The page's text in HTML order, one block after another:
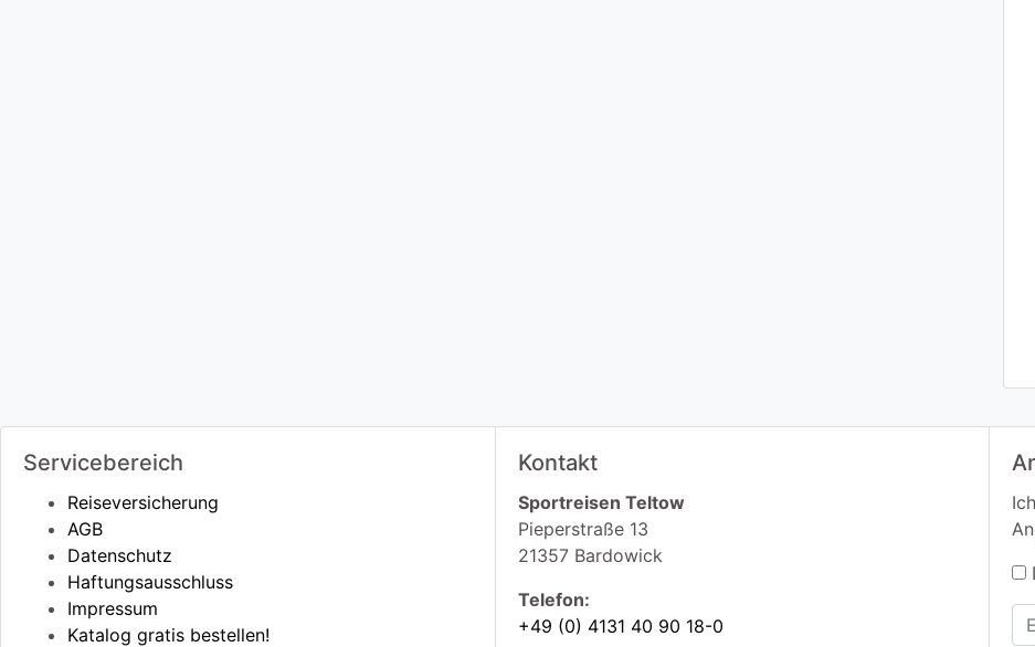
Servicebereich
Reiseversicherung
AGB
Datenschutz
Haftungsausschluss
Impressum
Katalog gratis bestellen!
Kontakt
Sportreisen Teltow
Pieperstraße 13
21357 Bardowick
Telefon:
+49 (0) 4131 40 90 18-0